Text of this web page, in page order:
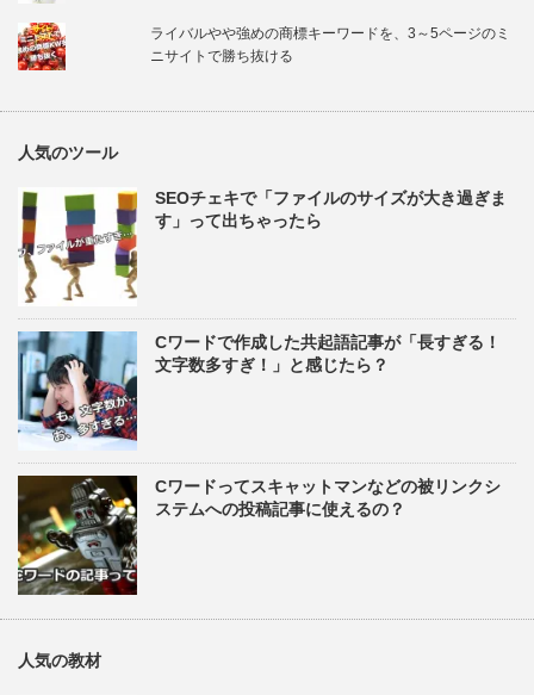
ライバルやや強めの商標キーワードを、3～5ページのミ
ニサイトで勝ち抜ける
人気のツール
SEOチェキで「ファイルのサイズが大き過ぎま
す」って出ちゃったら
Cワードで作成した共起語記事が「長すぎる！
文字数多すぎ！」と感じたら？
Cワードってスキャットマンなどの被リンクシ
ステムへの投稿記事に使えるの？
人気の教材